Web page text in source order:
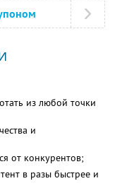
из любой точки
и
от конкурентов;
в разы быстрее и